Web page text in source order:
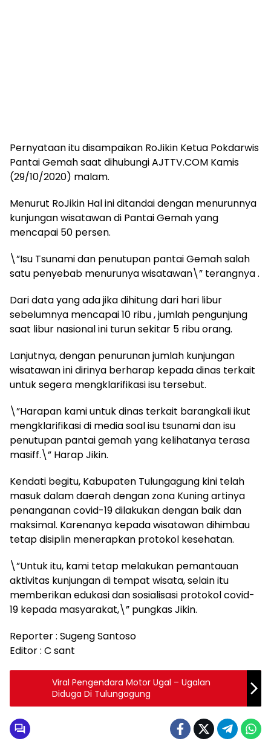
Pernyataan itu disampaikan RoJikin Ketua Pokdarwis
Pantai Gemah saat dihubungi AJTTV.COM Kamis
(29/10/2020) malam.
Menurut RoJikin Hal ini ditandai dengan menurunnya
kunjungan wisatawan di Pantai Gemah yang
mencapai 50 persen.
\”Isu Tsunami dan penutupan pantai Gemah salah
satu penyebab menurunya wisatawan\” terangnya .
Dari data yang ada jika dihitung dari hari libur
sebelumnya mencapai 10 ribu , jumlah pengunjung
saat libur nasional ini turun sekitar 5 ribu orang.
Lanjutnya, dengan penurunan jumlah kunjungan
wisatawan ini dirinya berharap kepada dinas terkait
untuk segera mengklarifikasi isu tersebut.
\”Harapan kami untuk dinas terkait barangkali ikut
mengklarifikasi di media soal isu tsunami dan isu
penutupan pantai gemah yang kelihatanya terasa
masiff.\” Harap Jikin.
Kendati begitu, Kabupaten Tulungagung kini telah
masuk dalam daerah dengan zona Kuning artinya
penanganan covid-19 dilakukan dengan baik dan
maksimal. Karenanya kepada wisatawan dihimbau
tetap disiplin menerapkan protokol kesehatan.
\”Untuk itu, kami tetap melakukan pemantauan
aktivitas kunjungan di tempat wisata, selain itu
memberikan edukasi dan sosialisasi protokol covid-
19 kepada masyarakat,\” pungkas Jikin.
Reporter : Sugeng Santoso
Editor : C sant
Viral Pengendara Motor Ugal – Ugalan
Diduga Di Tulungagung